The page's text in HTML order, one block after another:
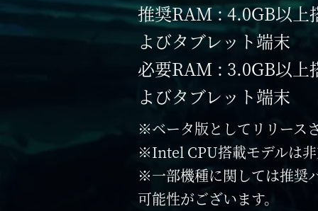
推奨RAM : 4.0GB以上
よびタブレット端末
必要RAM : 3.0GB以上
よびタブレット端末
※ベータ版としてリリース
※Intel CPU搭載モデルは
※一部機種に関しては推奨
可能性がございます。